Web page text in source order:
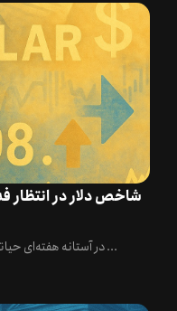
شاخص دلار آمریکا (DXY) در آستانه هفته‌ای حیاتی نوسانات قابل ...